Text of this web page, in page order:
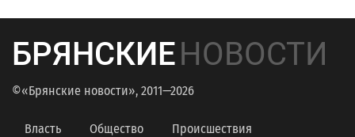
БРЯНСКИЕНОВОСТИ
©«Брянские новости», 2011—2026
Власть Общество Происшествия